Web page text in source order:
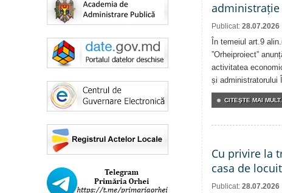
administrație
Publicat: 28.07.2026
În temeiul art.9
”Orheiproiect”
activitatea
și administratorului
CITEŞTE MAI MULT...
Cu privire la
casa de locuit
Publicat: 28.07.2026